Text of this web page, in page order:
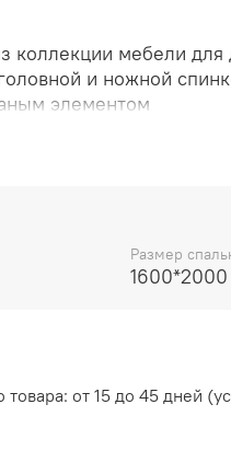
коллекции мебели для
и ножной
элементом
со спальным
Размер
от 15 до 45 дней